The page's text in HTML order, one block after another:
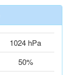
1024 hPa
50%